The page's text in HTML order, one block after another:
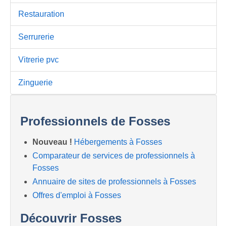
Restauration
Serrurerie
Vitrerie pvc
Zinguerie
Professionnels de Fosses
Nouveau ! Hébergements à Fosses
Comparateur de services de professionnels à
Fosses
Annuaire de sites de professionnels à Fosses
Offres d'emploi à Fosses
Découvrir Fosses